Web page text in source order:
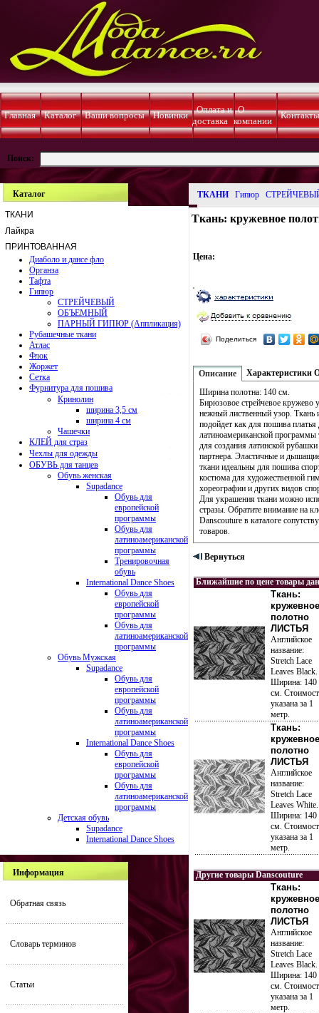
Главная Каталог Ваши вопросы Новинки
Оплата и
доставка
О
компании
Контакты
Поиск:
Каталог
ТКАНИ
Лайкра
ПРИНТОВАННАЯ
Диаболо и дансе фло
Органза
Тафта
Гипюр
СТРЕЙЧЕВЫЙ
ОБЪЕМНЫЙ
ПАРНЫЙ ГИПЮР (Аппликация)
Рубашечные ткани
Атлас
Флок
Жоржет
Сетка
Фурнитура для пошива
Кринолин
ширина 3,5 см
ширина 4 см
Чашечки
КЛЕЙ для страз
Чехлы для одежды
ОБУВЬ для танцев
Обувь женская
Supadance
Обувь для
европейской
программы
Обувь для
латиноамериканской
программы
Тренировочная
обувь
International Dance Shoes
Обувь для
европейской
программы
Обувь для
латиноамериканской
программы
Обувь Мужская
Supadance
Обувь для
европейской
программы
Обувь для
латиноамериканской
программы
International Dance Shoes
Обувь для
европейской
программы
Обувь для
латиноамериканской
программы
Детская обувь
Supadance
International Dance Shoes
Информация
Обратная связь
Словарь терминов
Статьи
ТКАНИ Гипюр
Ткань: кружевное
Цена:
Поделиться
Описание Характеристики
Ширина полотна: 140 см.
Бирюзовое стрейчевое кружево
нежный лиственный узор. Ткань
подойдет как для пошива платья
латиноамериканской программы
для создания латинской
партнера. Эластичные и
ткани идеальны для пошива
костюма для художественной
хореографии и других видов
Для украшения ткани можно
стразы. Обратите внимание на
Danscouture в каталоге
товаров.
Вернуться
Ближайшие по цене товары
Ткань:
кружевное
полотно
ЛИСТЬЯ
Английское
название:
Stretch Lace
Leaves Black.
Ширина: 140
см.
указана за 1
метр.
Ткань:
кружевное
полотно
ЛИСТЬЯ
Английское
название:
Stretch Lace
Leaves White.
Ширина: 140
см.
указана за 1
метр.
Другие товары Danscouture
Ткань:
кружевное
полотно
ЛИСТЬЯ
Английское
название:
Stretch Lace
Leaves Black.
Ширина: 140
см.
указана за 1
метр.